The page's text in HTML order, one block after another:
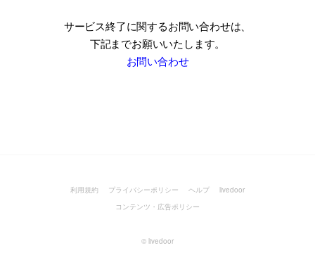
サービス終了に関するお問い合わせは、
下記までお願いいたします。
お問い合わせ
利用規約 プライバシーポリシー ヘルプ
livedoor
コンテンツ・広告ポリシー
© livedoor